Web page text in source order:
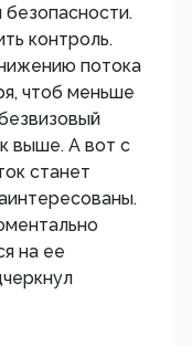
контроль.
потока
чтоб меньше
выше. А вот с
станет
на ее